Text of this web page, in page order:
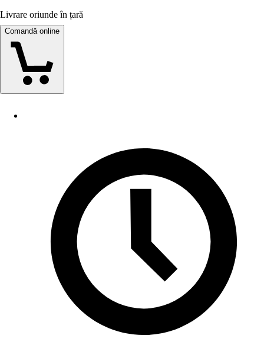
Livrare oriunde în țară
Comandă online